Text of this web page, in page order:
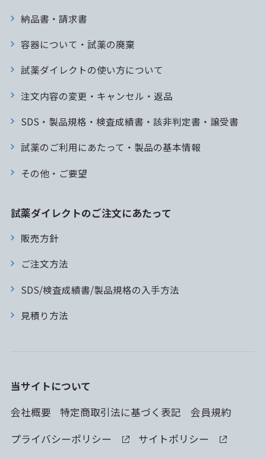
納品書・請求書
容器について・試薬の廃棄
試薬ダイレクトの使い方について
注文内容の変更・キャンセル・返品
SDS・製品規格・検査成績書・該非判定書・譲受書
試薬のご利用にあたって・製品の基本情報
その他・ご要望
試薬ダイレクトのご注文にあたって
販売方針
ご注文方法
SDS/検査成績書/製品規格の入手方法
見積り方法
当サイトについて
会社概要
特定商取引法に基づく表記
会員規約
プライバシーポリシー
サイトポリシー